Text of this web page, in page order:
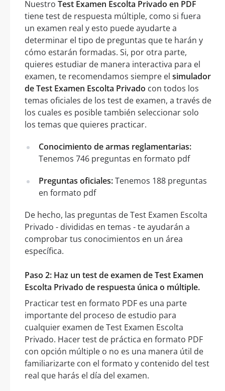
Nuestro Test Examen Escolta Privado en PDF
tiene test de respuesta múltiple, como si fuera
un examen real y esto puede ayudarte a
determinar el tipo de preguntas que te harán y
cómo estarán formadas. Si, por otra parte,
quieres estudiar de manera interactiva para el
examen, te recomendamos siempre el simulador
de Test Examen Escolta Privado con todos los
temas oficiales de los test de examen, a través de
los cuales es posible también seleccionar solo
los temas que quieres practicar.
Conocimiento de armas reglamentarias:
Tenemos 746 preguntas en formato pdf
Preguntas oficiales:Tenemos 188 preguntas
en formato pdf
De hecho, las preguntas de Test Examen Escolta
Privado - divididas en temas - te ayudarán a
comprobar tus conocimientos en un área
específica.
Paso 2: Haz un test de examen de Test Examen
Escolta Privado de respuesta única o múltiple.
Practicar test en formato PDF es una parte
importante del proceso de estudio para
cualquier examen de Test Examen Escolta
Privado. Hacer test de práctica en formato PDF
con opción múltiple o no es una manera útil de
familiarizarte con el formato y contenido del test
real que harás el día del examen.